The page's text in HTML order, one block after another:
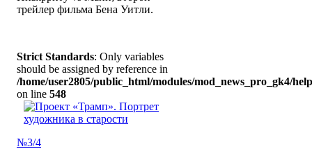
трейлер фильма Бена Уитли.
Strict Standards: Only variables
should be assigned by reference in
/home/user2805/public_html/modules/mod_news_pro_gk4/
on line 548
№3/4